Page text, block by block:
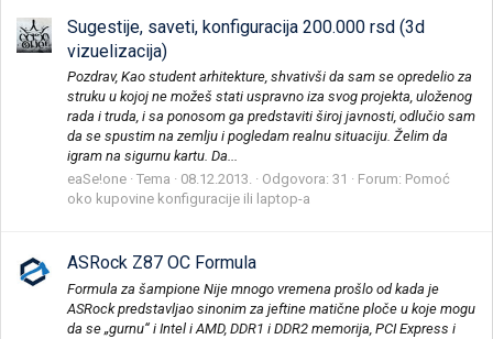
Sugestije, saveti, konfiguracija 200.000 rsd (3d
vizuelizacija)
Pozdrav, Kao student arhitekture, shvativši da sam se opredelio za
struku u kojoj ne možeš stati uspravno iza svog projekta, uloženog
rada i truda, i sa ponosom ga predstaviti široj javnosti, odlučio sam
da se spustim na zemlju i pogledam realnu situaciju. Želim da
igram na sigurnu kartu. Da...
eaSe!one Tema 08.12.2013. Odgovora: 31 Forum: Pomoć
oko kupovine konfiguracije ili laptop-a
ASRock Z87 OC Formula
Formula za šampione Nije mnogo vremena prošlo od kada je
ASRock predstavljao sinonim za jeftine matične ploče u koje mogu
da se „gurnu“ i Intel i AMD, DDR1 i DDR2 memorija, PCI Express i